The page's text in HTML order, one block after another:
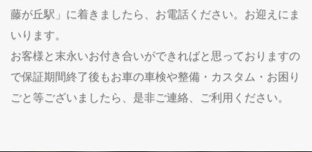
藤が丘駅」に着きましたら、お電話ください。お迎えにま
いります。
お客様と末永いお付き合いができればと思っておりますの
で保証期間終了後もお車の車検や整備・カスタム・お困り
ごと等ございましたら、是非ご連絡、ご利用ください。